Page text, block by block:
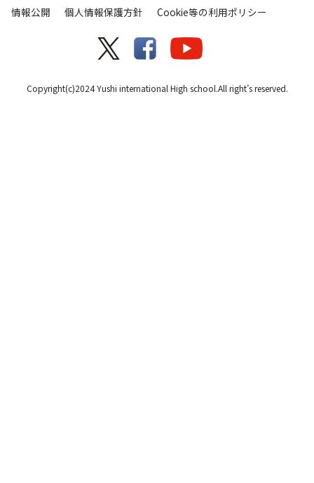
情報公開
個人情報保護方針 Cookie等の利用ポリシー
Copyright(c)2024 Yushi international High school.All right’s reserved.